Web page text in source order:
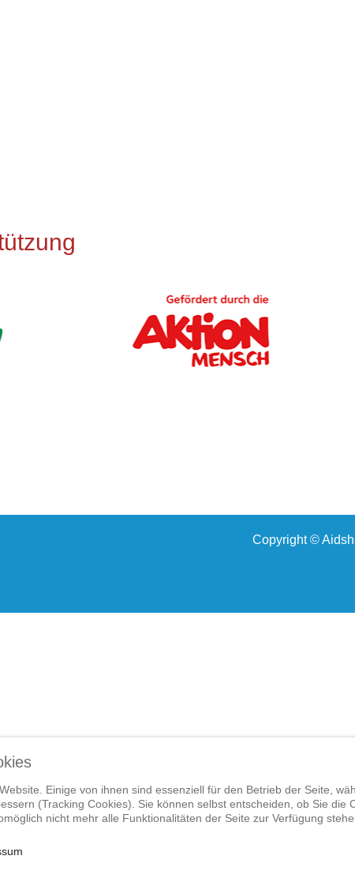
Copyright ©
Einige von ihnen sind essenziell für den Betrieb der Seite,
(Tracking Cookies). Sie können selbst entscheiden, ob Sie die
nicht mehr alle Funktionalitäten der Seite zur Verfügung